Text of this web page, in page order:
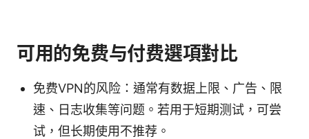
可用的免费与付费選項對比
免费VPN的风险：通常有数据上限、广告、限
速、日志收集等问题。若用于短期测试，可尝
试，但长期使用不推荐。